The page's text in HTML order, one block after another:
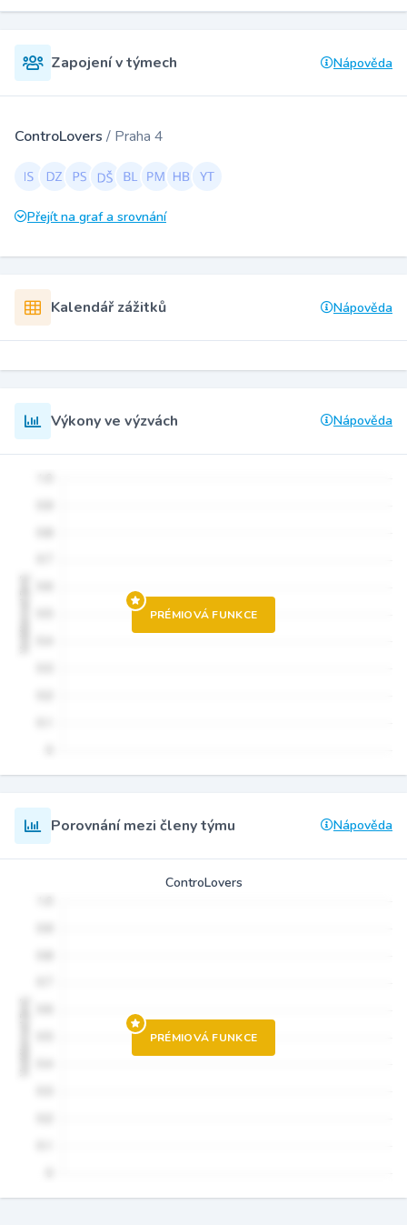
Zapojení v týmech Nápověda
ControLovers / Praha 4
Přejít na graf a srovnání
Kalendář zážitků Nápověda
Výkony ve výzvách Nápověda
PRÉMIOVÁ FUNKCE
Porovnání mezi členy týmu Nápověda
ControLovers
PRÉMIOVÁ FUNKCE